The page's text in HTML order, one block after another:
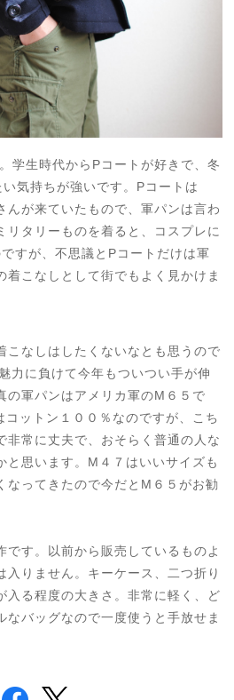
学生時代からPコートが好きで、冬
気持ちが強いです。Pコートは
んが来ていたもので、軍パンは言わ
リタリーものを着ると、コスプレに
すが、不思議とPコートだけは軍
着こなしとして街でもよく見かけま
こなしはしたくないなとも思うので
力に負けて今年もついつい手が伸
の軍パンはアメリカ軍のM６５で
ットン１００％なのですが、こち
非常に丈夫で、おそらく普通の人な
と思います。M４７はいいサイズも
なってきたので今だとM６５がお勧
です。以前から販売しているものよ
入りません。キーケース、二つ折り
入る程度の大きさ。非常に軽く、ど
なバッグなので一度使うと手放せま